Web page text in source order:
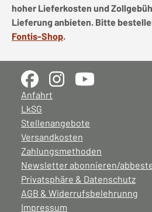
hoher Lieferkosten und
Lieferung anbieten. Bitte
Fontis-Shop.
Anfahrt
LkSG
Stellenangebote
Versandkosten
Zahlungsmethoden
Newsletter abonnieren/
Privatsphäre & Datenschutz
AGB & Widerrufsbelehrunng
Impressum